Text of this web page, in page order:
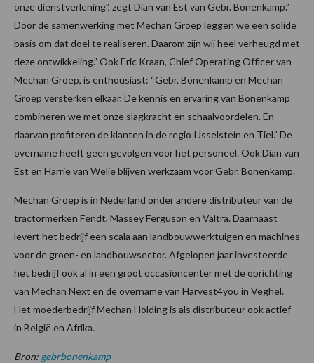
onze dienstverlening”, zegt Dian van Est van Gebr. Bonenkamp.”
Door de samenwerking met Mechan Groep leggen we een solide
basis om dat doel te realiseren. Daarom zijn wij heel verheugd met
deze ontwikkeling.” Ook Eric Kraan, Chief Operating Officer van
Mechan Groep, is enthousiast: “Gebr. Bonenkamp en Mechan
Groep versterken elkaar. De kennis en ervaring van Bonenkamp
combineren we met onze slagkracht en schaalvoordelen. En
daarvan profiteren de klanten in de regio IJsselstein en Tiel.” De
overname heeft geen gevolgen voor het personeel. Ook Dian van
Est en Harrie van Welie blijven werkzaam voor Gebr. Bonenkamp.
Mechan Groep is in Nederland onder andere distributeur van de
tractormerken Fendt, Massey Ferguson en Valtra. Daarnaast
levert het bedrijf een scala aan landbouwwerktuigen en machines
voor de groen- en landbouwsector. Afgelopen jaar investeerde
het bedrijf ook al in een groot occasioncenter met de oprichting
van Mechan Next en de overname van Harvest4you in Veghel.
Het moederbedrijf Mechan Holding is als distributeur ook actief
in België en Afrika.
Bron: gebrbonenkamp